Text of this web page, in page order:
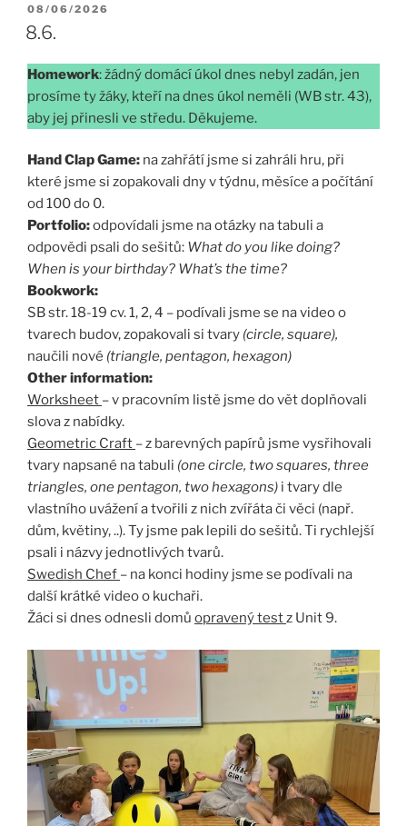
PUBLIKOVÁNO
08/06/2026
8.6.
Homework: žádný domácí úkol dnes nebyl zadán, jen
prosíme ty žáky, kteří na dnes úkol neměli (WB str. 43),
aby jej přinesli ve středu. Děkujeme.
Hand Clap Game: na zahřátí jsme si zahráli hru, při
které jsme si zopakovali dny v týdnu, měsíce a počítání
od 100 do 0.
Portfolio:odpovídali jsme na otázky na tabuli a
odpovědi psali do sešitů: What do you like doing?
When is your birthday? What’s the time?
Bookwork:
SB str. 18-19 cv. 1, 2, 4 – podívali jsme se na video o
tvarech budov, zopakovali si tvary (circle, square),
naučili nové (triangle, pentagon, hexagon)
Other information:
Worksheet – v pracovním listě jsme do vět doplňovali
slova z nabídky.
Geometric Craft – z barevných papírů jsme vysřihovali
tvary napsané na tabuli (one circle, two squares, three
triangles, one pentagon, two hexagons) i tvary dle
vlastního uvážení a tvořili z nich zvířáta či věci (např.
dům, květiny, ..). Ty jsme pak lepili do sešitů. Ti rychlejší
psali i názvy jednotlivých tvarů.
Swedish Chef – na konci hodiny jsme se podívali na
další krátké video o kuchaři.
Žáci si dnes odnesli domů opravený testz Unit 9.